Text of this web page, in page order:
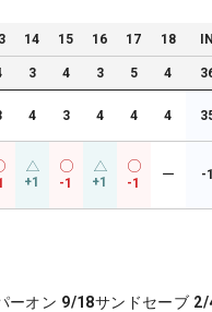
14 15 16 17 18
3 4 3 5 4
4 3 4 4 4
+1 -1 +1 -1
ー -
ーオン 9/18サンドセーブ 2/